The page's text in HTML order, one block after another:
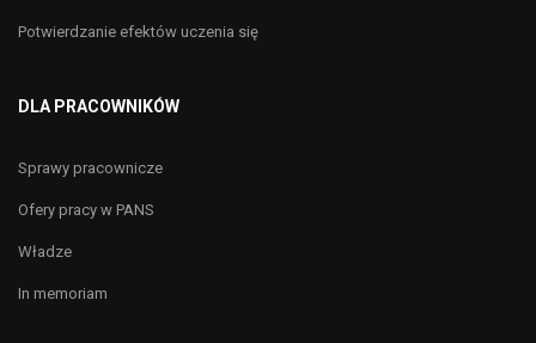
Potwierdzanie efektów uczenia się
DLA PRACOWNIKÓW
Sprawy pracownicze
Ofery pracy w PANS
Władze
In memoriam